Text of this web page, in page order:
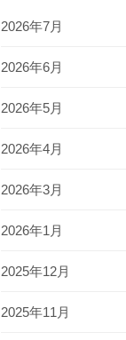
2026年7月
2026年6月
2026年5月
2026年4月
2026年3月
2026年1月
2025年12月
2025年11月